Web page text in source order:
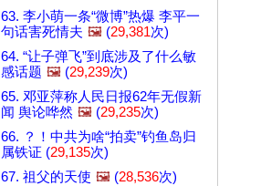
63. 李小萌一条“微博”热爆 李平一
句话害死情夫 🖼️ (29,381次)
64. “让子弹飞”到底涉及了什么敏
感话题 🖼️ (29,239次)
65. 邓亚萍称人民日报62年无假新
闻 舆论哗然 🖼️ (29,235次)
66. ？！中共为啥“拍卖”钓鱼岛归
属铁证 (29,135次)
67. 祖父的天使 🖼️ (28,536次)